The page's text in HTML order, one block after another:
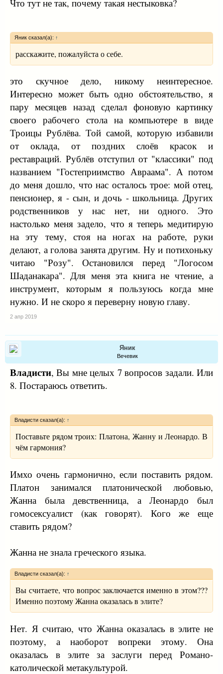
Что тут не так, почему такая нестыковка?
Яник сказал(а): ↑
расскажите, пожалуйста о себе.
это скучное дело, никому неинтересное.
Интересно может быть одно обстоятельство, я
пару месяцев назад сделал фоновую картинку
своего рабочего стола на компьютере в виде
Троицы Рублёва. Той самой, которую избавили
от оклада, от поздних слоёв красок и
реставраций. Рублёв отступил от "классики" под
названием "Гостеприимство Авраама". А потом
до меня дошло, что нас осталось трое: мой отец,
пенсионер, я - сын, и дочь - школьница. Других
родственников у нас нет, ни одного. Это
настолько меня задело, что я теперь медитирую
на эту тему, стоя на ногах на работе, руки
делают, а голова занята другим. Ну и потихоньку
читаю "Розу". Остановился перед "Логосом
Шаданакара". Для меня эта книга не чтение, а
инструмент, которым я пользуюсь когда мне
нужно. И не скоро я переверну новую главу.
2 апр 2019
Яник
Вечевик
Владисти, Вы мне целых 7 вопросов задали. Или
8. Постараюсь ответить.
Владисти сказал(а): ↑
Поставьте рядом троих: Платона, Жанну и Леонардо. В
чём гармония?
Имхо очень гармонично, если поставить рядом.
Платон занимался платонической любовью,
Жанна была девственница, а Леонардо был
гомосексуалист (как говорят). Кого же еще
ставить рядом?
Жанна не знала греческого языка.
Владисти сказал(а): ↑
Вы считаете, что вопрос заключается именно в этом???
Именно поэтому Жанна оказалась в элите?
Нет. Я считаю, что Жанна оказалась в элите не
поэтому, а наоборот вопреки этому. Она
оказалась в элите за заслуги перед Романо-
католической метакультурой.